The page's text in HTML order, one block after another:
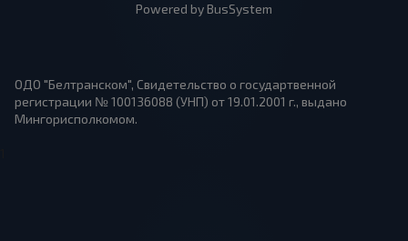
Powered by BusSystem
ОДО "Белтранском", Свидетельство о государтвенной
регистрации № 100136088 (УНП) от 19.01.2001 г., выдано
Мингорисполкомом.